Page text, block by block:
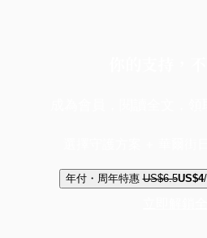
年付・周年特惠 US$6.5US$4